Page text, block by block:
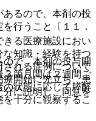
るので、本剤の投
行うこと〔１１．
で、本剤の投与開
３箇月間は２週間ご
の状態に応じて膵酵
十分に観察するこ
る医療施設におい
知識・経験を持つ
される症例について
開始に先立ち、患
分に説明し、同意を